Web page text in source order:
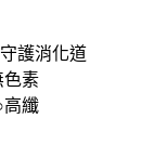
護消化道
色素
高纖